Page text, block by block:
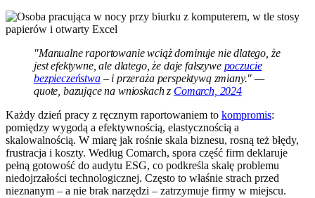
"Manualne raportowanie wciąż dominuje nie dlatego, że
jest efektywne, ale dlatego, że daje fałszywe poczucie
bezpieczeństwa– i przeraża perspektywą zmiany." —
quote, bazujące na wnioskach z Comarch, 2024
Każdy dzień pracy z ręcznym raportowaniem to kompromis:
pomiędzy wygodą a efektywnością, elastycznością a
skalowalnością. W miarę jak rośnie skala biznesu, rosną też błędy,
frustracja i koszty. Według Comarch, spora część firm deklaruje
pełną gotowość do audytu ESG, co podkreśla skalę problemu
niedojrzałości technologicznej. Często to właśnie strach przed
nieznanym – a nie brak narzędzi – zatrzymuje firmy w miejscu.